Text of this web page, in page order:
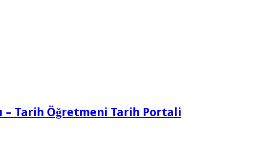
– Tarih Öğretmeni Tarih Portali